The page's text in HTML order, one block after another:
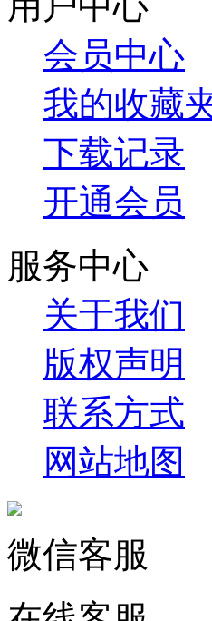
会员中心
我的收藏
下载记录
开通会员
服务中心
关于我们
版权声明
联系方式
网站地图
微信客服